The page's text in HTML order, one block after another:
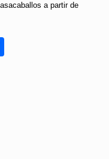
a partir de